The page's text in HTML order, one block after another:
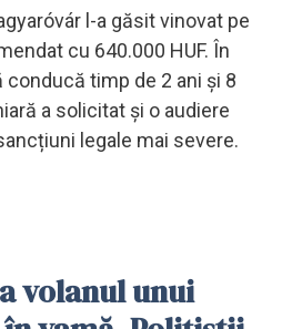
l-a găsit vinovat pe
cu 640.000 HUF. În
timp de 2 ani și 8
a solicitat și o audiere
legale mai severe.
volanul unui